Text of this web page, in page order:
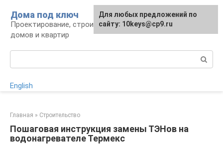
контенту
Дома под ключ
Проектирование, строительство и отделка
домов и квартир
English
Главная » Строительство
Пошаговая инструкция замены ТЭНов на
водонагревателе Термекс
Для любых предложений по
сайту: 10keys@cp9.ru